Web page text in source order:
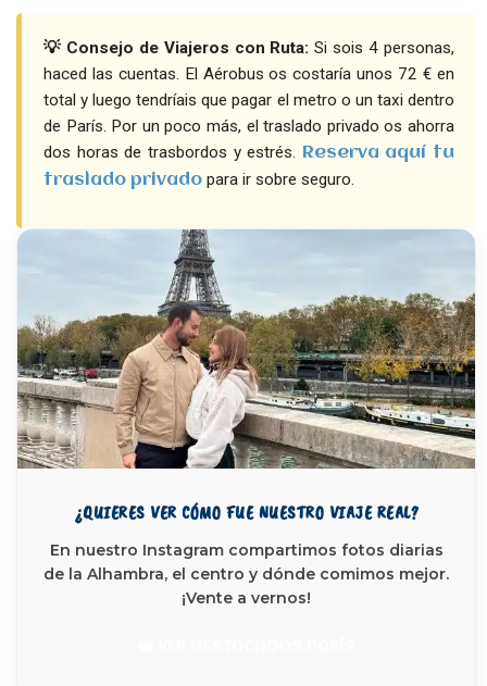
💡 Consejo de Viajeros con Ruta: Si sois 4 personas,
haced las cuentas. El Aérobus os costaría unos 72 € en
total y luego tendríais que pagar el metro o un taxi dentro
de París. Por un poco más, el traslado privado os ahorra
dos horas de trasbordos y estrés. Reserva aquí tu
traslado privado para ir sobre seguro.
¿QUIERES VER CÓMO FUE NUESTRO VIAJE REAL?
En nuestro Instagram compartimos fotos diarias
de la Alhambra, el centro y dónde comimos mejor.
¡Vente a vernos!